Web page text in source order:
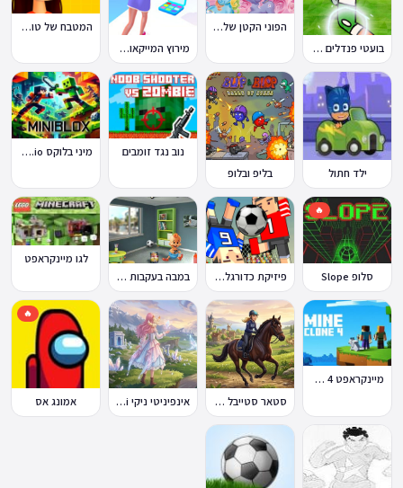
בועטי פנדלים Penalty Shooters
הפוני הקטן שלי: מסיבה בכפר
מירוץ המייקאובר Makeover Run
המטבח של טוקה בוקה
ילד חתול בליפ ובלופ
נוב נגד זומבים מיני בלוקס Miniblox.io
🔥
סלופ Slope פיזיקת כדורגל Soccer Physics במבה בעקבות החטיף החטוף 1
לגו מיינקראפט
מיינקראפט 4 קלון
סטאר סטייבל Star Stable Online
אינפיניטי ניקי Infinity Nikki
🔥
אמונג אס